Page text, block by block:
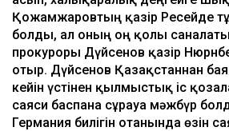
Қожамжаровтың қазір Ресейде
болды, ал оның оң қолы
прокуроры Дүйсенов қазір
отыр. Дүйсенов Қазақстаннан
кейін үстінен қылмыстық іс
саяси баспана сұрауға мәжбүр
Германия билігін отанында өзін